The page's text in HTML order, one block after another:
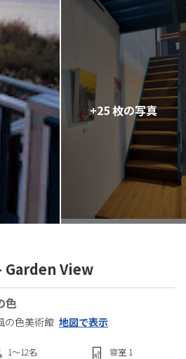
+25 枚の写真
View
色
の色美術館 地図で表示
1〜12名 寝室 1